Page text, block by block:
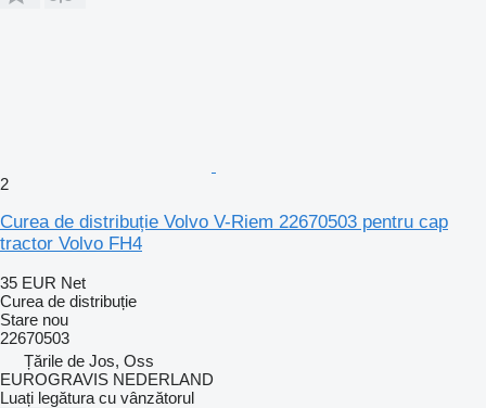
2
Curea de distribuție Volvo V-Riem 22670503 pentru cap
tractor Volvo FH4
35 EUR Net
Curea de distribuție
Stare nou
22670503
Țările de Jos, Oss
EUROGRAVIS NEDERLAND
Luați legătura cu vânzătorul